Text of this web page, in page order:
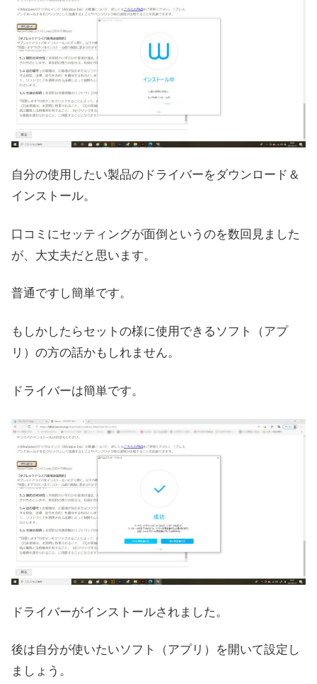
自分の使用したい製品のドライバーをダウンロード＆
インストール。
口コミにセッティングが面倒というのを数回見ました
が、大丈夫だと思います。
普通ですし簡単です。
もしかしたらセットの様に使用できるソフト（アプ
リ）の方の話かもしれません。
ドライバーは簡単です。
ドライバーがインストールされました。
後は自分が使いたいソフト（アプリ）を開いて設定し
ましょう。